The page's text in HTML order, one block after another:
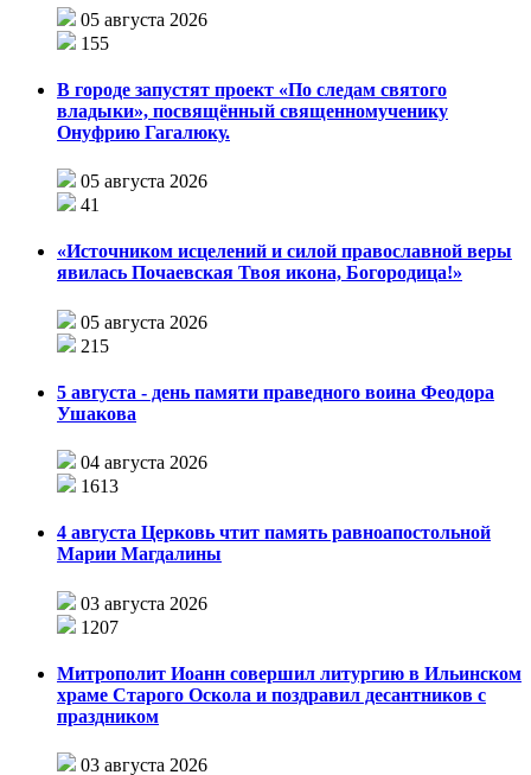
05 августа 2026
155
В городе запустят проект «По следам святого
владыки», посвящённый священномученику
Онуфрию Гагалюку.
05 августа 2026
41
«Источником исцелений и силой православной веры
явилась Почаевская Твоя икона, Богородица!»
05 августа 2026
215
5 августа - день памяти праведного воина Феодора
Ушакова
04 августа 2026
1613
4 августа Церковь чтит память равноапостольной
Марии Магдалины
03 августа 2026
1207
Митрополит Иоанн совершил литургию в Ильинском
храме Старого Оскола и поздравил десантников с
праздником
03 августа 2026